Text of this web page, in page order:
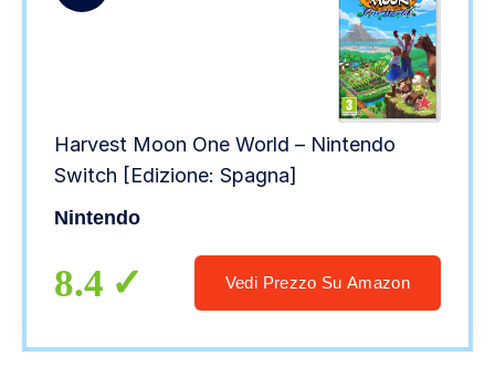
Harvest Moon One World – Nintendo
Switch [Edizione: Spagna]
Nintendo
8.4 Vedi Prezzo Su Amazon